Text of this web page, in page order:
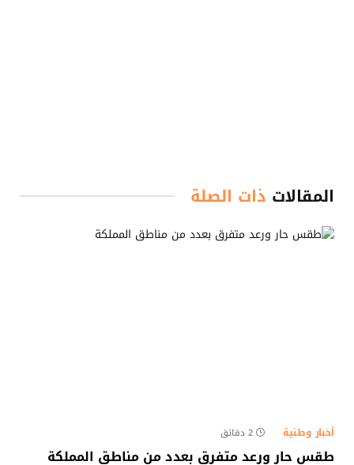
المقالات ذات الصلة
أخبار وطنية 2 دقائق
طقس حار ورعد متفرق بعدد من مناطق المملكة